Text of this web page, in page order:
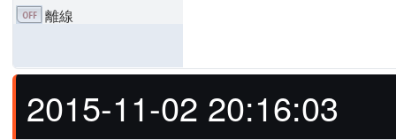
離線
2015-11-02 20:16:03